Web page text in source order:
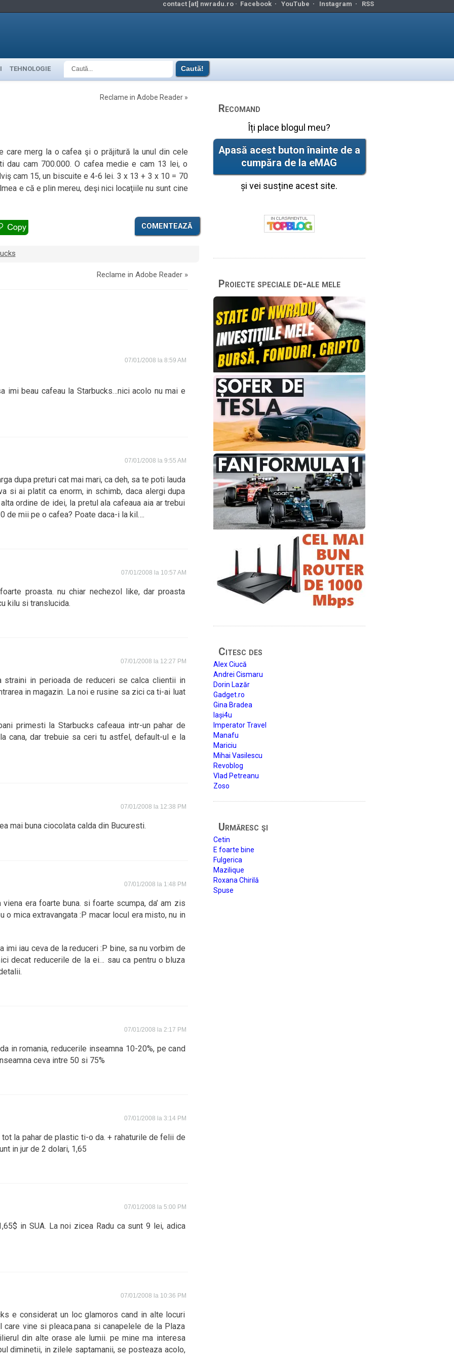
contact [at] nwradu.ro · Facebook· YouTube · Instagram · RSS
TEHNOLOGIE
Reclame in Adobe Reader»
care merg la o cafea şi o prăjitură la unul din cele
dau cam 700.000. O cafea medie e cam 13 lei, o
cam 15, un biscuite e 4-6 lei. 3 x 13 + 3 x 10 = 70
e că e plin mereu, deşi nici locaţiile nu sunt cine
COMENTEAZĂ
Reclame in Adobe Reader»
07/01/2008 la 8:59 AM
imi beau cafeau la Starbucks…nici acolo nu mai e
07/01/2008 la 9:55 AM
dupa preturi cat mai mari, ca deh, sa te poti lauda
si ai platit ca enorm, in schimb, daca alergi dupa
ordine de idei, la pretul ala cafeaua aia ar trebui
de mii pe o cafea? Poate daca-i la kil….
07/01/2008 la 10:57 AM
proasta. nu chiar nechezol like, dar proasta
kilu si translucida.
07/01/2008 la 12:27 PM
straini in perioada de reduceri se calca clientii in
in magazin. La noi e rusine sa zici ca ti-ai luat
primesti la Starbucks cafeaua intr-un pahar de
cana, dar trebuie sa ceri tu astfel, default-ul e la
07/01/2008 la 12:38 PM
mai buna ciocolata calda din Bucuresti.
07/01/2008 la 1:48 PM
era foarte buna. si foarte scumpa, da’ am zis
o mica extravangata :P macar locul era misto, nu in
imi iau ceva de la reduceri :P bine, sa nu vorbim de
decat reducerile de la ei… sau ca pentru o bluza
07/01/2008 la 2:17 PM
in romania, reducerile inseamna 10-20%, pe cand
ceva intre 50 si 75%
07/01/2008 la 3:14 PM
la pahar de plastic ti-o da. + rahaturile de felii de
in jur de 2 dolari, 1,65
07/01/2008 la 5:00 PM
in SUA. La noi zicea Radu ca sunt 9 lei, adica
07/01/2008 la 10:36 PM
e considerat un loc glamoros cand in alte locuri
care vine si pleaca.pana si canapelele de la Plaza
din alte orase ale lumii. pe mine ma interesa
diminetii, in zilele saptamanii, se posteaza acolo,
Recomand
Îți place blogul meu?
Apasă acest buton înainte de a
cumpăra de la eMAG
și vei susține acest site.
Proiecte speciale de-ale mele
Citesc des
Alex Ciucă
Andrei Cismaru
Dorin Lazăr
Gadget.ro
Gina Bradea
Iași4u
Imperator Travel
Manafu
Mariciu
Mihai Vasilescu
Revoblog
Vlad Petreanu
Zoso
Urmăresc şi
Cetin
E foarte bine
Fulgerica
Mazilique
Roxana Chirilă
Spuse